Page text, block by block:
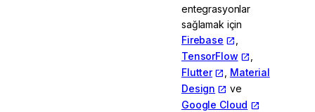
entegrasyonlar
sağlamak için
Firebase
TensorFlow
Flutter
Material
Design
ve
Google Cloud